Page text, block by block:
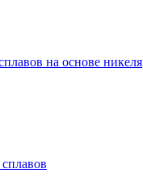
на основе никеля